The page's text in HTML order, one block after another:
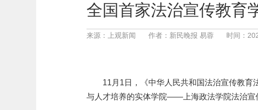
全国首家法治宣传教育
来源：上观新闻 作者：新民晚报 易蓉 时间：
11月1日，《中华人民共和国法治宣传教
与人才培养的实体学院——上海政法学院法治宣